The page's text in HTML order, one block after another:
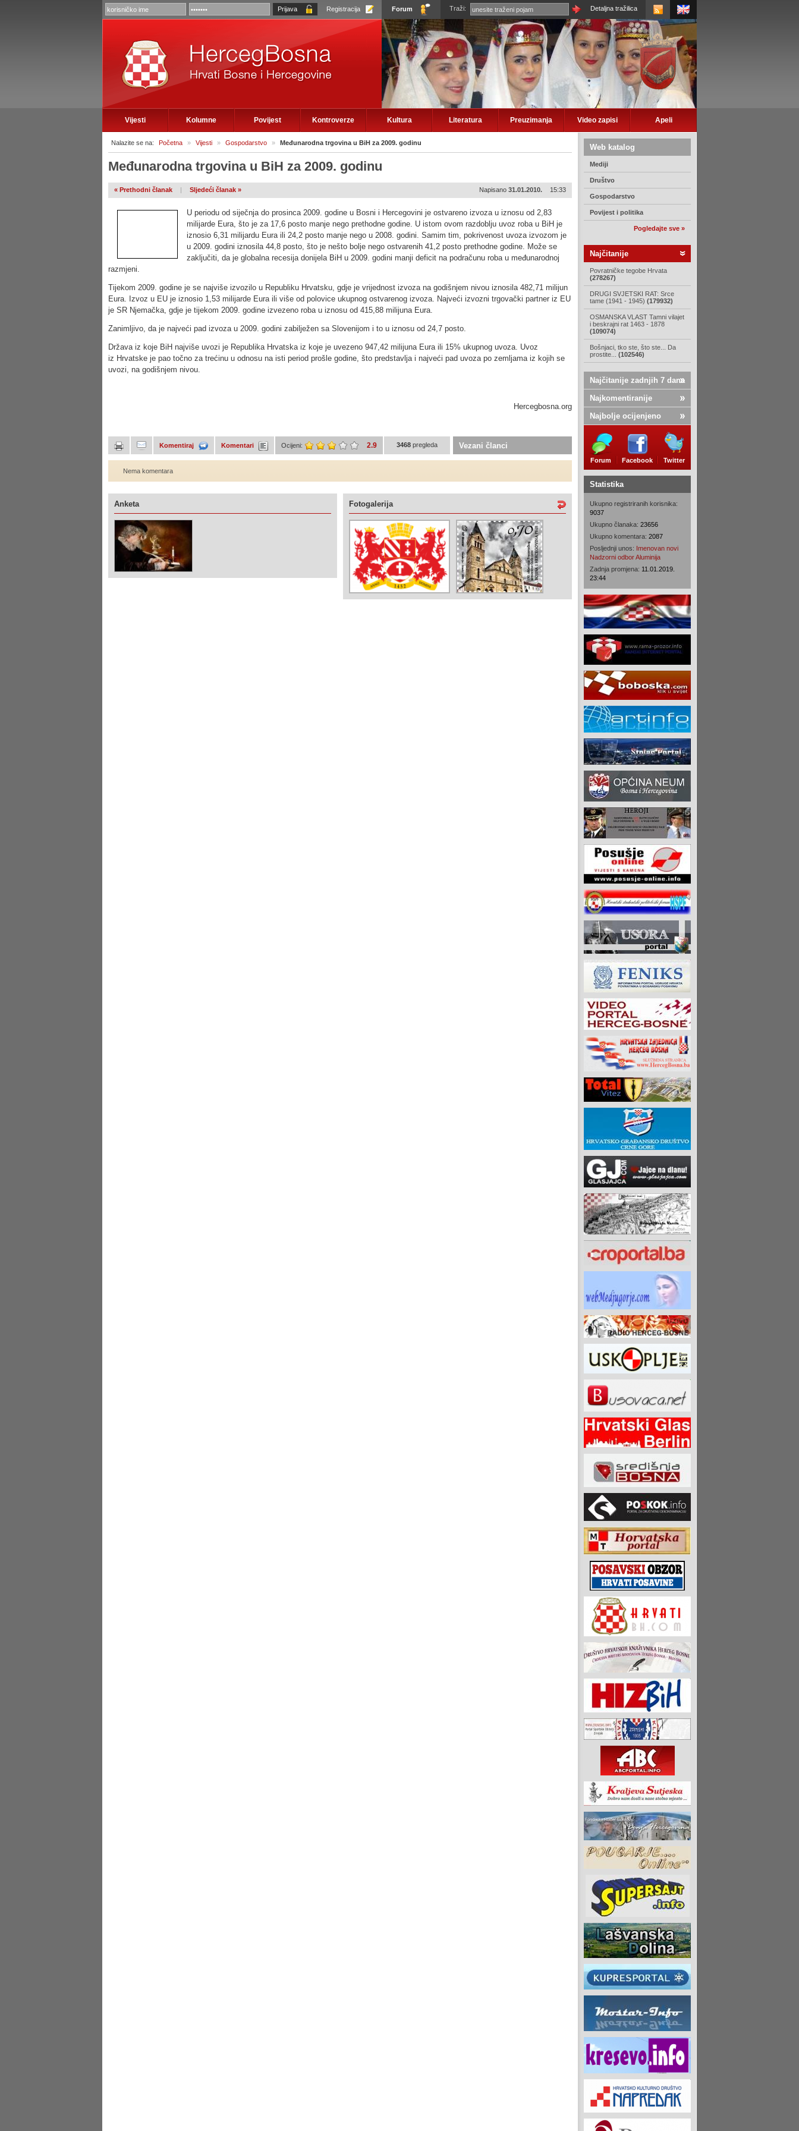
Registracija Forum Traži: Detaljna tražilica
Vijesti Kolumne Povijest Kontroverze Kultura Literatura Preuzimanja Video zapisi Apeli
Web katalog
Mediji
Društvo
Gospodarstvo
Povijest i politika
Pogledajte sve »
Najčitanije
Povratničke tegobe Hrvata
(278267)
DRUGI SVJETSKI RAT: Srce
tame (1941 - 1945) (179932)
OSMANSKA VLAST Tamni vilajet
i beskrajni rat 1463 - 1878
(109074)
Bošnjaci, tko ste, što ste... Da
prostite... (102546)
Najčitanije zadnjih 7 dana
Najkomentiranije
Najbolje ocijenjeno
Forum Facebook Twitter
Statistika
Ukupno registriranih korisnika:
9037
Ukupno članaka: 23656
Ukupno komentara: 2087
Posljednji unos: Imenovan novi
Nadzorni odbor Aluminija
Zadnja promjena: 11.01.2019.
23:44
Nalazite se na: Početna » Vijesti » Gospodarstvo » Međunarodna trgovina u BiH za 2009. godinu
Međunarodna trgovina u BiH za 2009. godinu
« Prethodni članak | Sljedeći članak » Napisano 31.01.2010. 15:33
U periodu od siječnja do prosinca 2009. godine u Bosni i Hercegovini je ostvareno izvoza u iznosu od 2,83
milijarde Eura, što je za 17,6 posto manje nego prethodne godine. U istom ovom razdoblju uvoz roba u BiH je
iznosio 6,31 milijardu Eura ili 24,2 posto manje nego u 2008. godini. Samim tim, pokrivenost uvoza izvozom je
u 2009. godini iznosila 44,8 posto, što je nešto bolje nego ostvarenih 41,2 posto prethodne godine. Može se
zaključiti, da je globalna recesija donijela BiH u 2009. godini manji deficit na podračunu roba u međunarodnoj
razmjeni.
Tijekom 2009. godine je se najviše izvozilo u Republiku Hrvatsku, gdje je vrijednost izvoza na godišnjem nivou iznosila 482,71 milijun
Eura. Izvoz u EU je iznosio 1,53 milijarde Eura ili više od polovice ukupnog ostvarenog izvoza. Najveći izvozni trgovački partner iz EU
je SR Njemačka, gdje je tijekom 2009. godine izvezeno roba u iznosu od 415,88 milijuna Eura.
Zanimljivo, da je najveći pad izvoza u 2009. godini zabilježen sa Slovenijom i to u iznosu od 24,7 posto.
Država iz koje BiH najviše uvozi je Republika Hrvatska iz koje je uvezeno 947,42 milijuna Eura ili 15% ukupnog uvoza. Uvoz
iz Hrvatske je pao točno za trećinu u odnosu na isti period prošle godine, što predstavlja i najveći pad uvoza po zemljama iz kojih se
uvozi, na godišnjem nivou.
Hercegbosna.org
Komentiraj Komentari Ocijeni: 2.9 3468 pregleda Vezani članci
Nema komentara
Anketa Fotogalerija